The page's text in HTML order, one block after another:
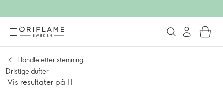
Handle etter stemning
Dristige dufter
Vis resultater på 11